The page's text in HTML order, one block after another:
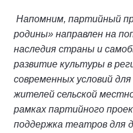
Напомним, партийный
родины» направлен на
наследия страны и
развитие культуры в
современных условий для
жителей сельской
рамках партийного
поддержка театров для